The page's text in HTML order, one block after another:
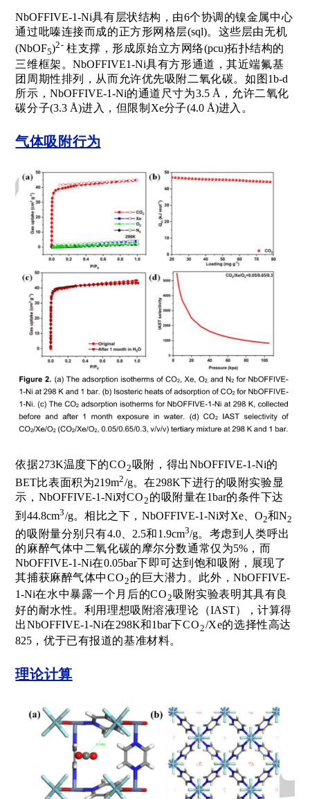
NbOFFIVE-1-Ni具有层状结构，由6个协调的镍金属中心
通过吡嗪连接而成的正方形网格层(sql)。这些层由无机
(NbOF5)2-柱支撑，形成原始立方网络(pcu)拓扑结构的
三维框架。NbOFFIVE1-Ni具有方形通道，其近端氟基
团周期性排列，从而允许优先吸附二氧化碳。如图1b-d
所示，NbOFFIVE-1-Ni的通道尺寸为3.5 Å ，允许二氧化
碳分子(3.3 Å)进入，但限制 Xe分子(4.0 Å)进入。
气体吸附行为
依据273K温度下的CO2 吸附，得出NbOFFIVE-1-Ni的
BET比表面积为219m2/g。在298K下进行的吸附实验显
示， NbOFFIVE-1-Ni对CO2 的吸附量在1bar的条件下达
到 44.8cm3/g。相比之下， NbOFFIVE-1-Ni对Xe、 O2和N2
的吸附量分别只有4.0、2.5和1.9cm3/g。考虑到人类呼出
的麻醉气体中二氧化碳的摩尔分数通常仅为5% ，而
NbOFFIVE-1-Ni在0.05bar下即可达到饱和吸附，展现了
其捕获麻醉气体中CO2 的巨大潜力。 此外，NbOFFIVE-
1-Ni在水中暴露一个月后的CO2吸附实验表明其具有良
好的耐水性。利用理想吸附溶液理论 （IAST）
，计算得
出NbOFFIVE-1-Ni在298K和1bar下CO2/Xe的选择性高达
825 ，优于已有报道的基准材料。
理论计算